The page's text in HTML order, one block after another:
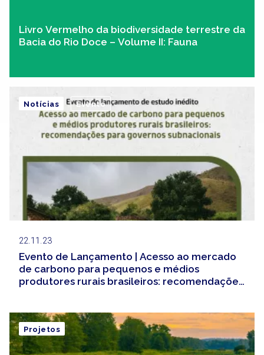
Livro Vermelho da biodiversidade terrestre da
Bacia do Rio Doce – Volume II: Fauna
22.11.23
Evento de Lançamento | Acesso ao mercado
de carbono para pequenos e médios
produtores rurais brasileiros: recomendações
Notícias Evento
Projetos